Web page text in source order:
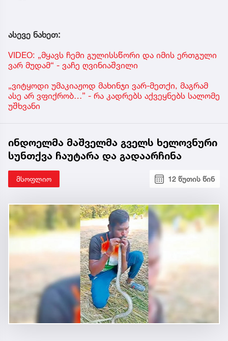
ასევე ნახეთ:
VIDEO: „მყავს ჩემი გულისსწორი და იმის ერთგული
ვარ მუდამ“ - ვაჩე ღვინიაშვილი
„ვიტყოდი უმაკიაჟოდ მახინჯი ვარ-მეთქი, მაგრამ
ასე არ ვფიქრობ…” - რა კადრებს აქვეყნებს სალომე
უშხვანი
ინდოელმა მაშველმა გველს ხელოვნური
სუნთქვა ჩაუტარა და გადაარჩინა
მსოფლიო 12 წუთის წინ